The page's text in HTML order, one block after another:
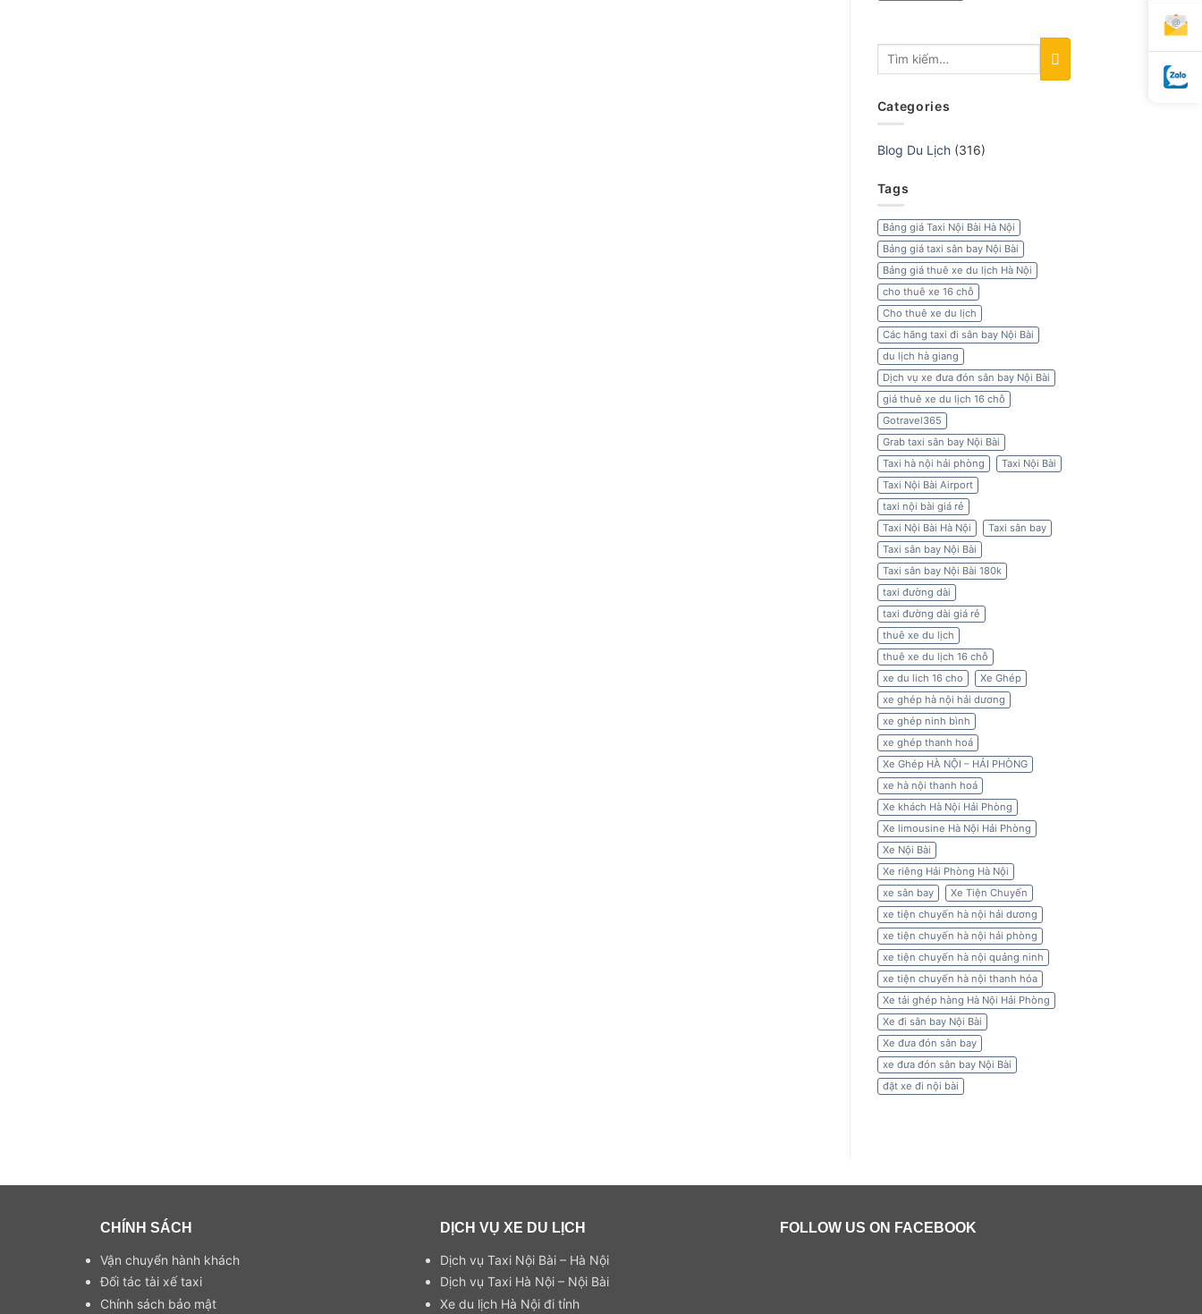
Categories
Blog Du Lịch(316)
Tags
Bảng giá Taxi Nội Bài Hà Nội
Bảng giá taxi sân bay Nội Bài
Bảng giá thuê xe du lịch Hà Nội
cho thuê xe 16 chỗ
Cho thuê xe du lịch
Các hãng taxi đi sân bay Nội Bài
du lịch hà giang
Dịch vụ xe đưa đón sân bay Nội Bài
giá thuê xe du lịch 16 chỗ
Gotravel365
Grab taxi sân bay Nội Bài
Taxi hà nội hải phòng
Taxi Nội Bài
Taxi Nội Bài Airport
taxi nội bài giá rẻ
Taxi Nội Bài Hà Nội
Taxi sân bay
Taxi sân bay Nội Bài
Taxi sân bay Nội Bài 180k
taxi đường dài
taxi đường dài giá rẻ
thuê xe du lịch
thuê xe du lịch 16 chỗ
xe du lich 16 cho
Xe Ghép
xe ghép hà nội hải dương
xe ghép ninh bình
xe ghép thanh hoá
Xe Ghép HÀ NỘI – HẢI PHÒNG
xe hà nội thanh hoá
Xe khách Hà Nội Hải Phòng
Xe limousine Hà Nội Hải Phòng
Xe Nội Bài
Xe riêng Hải Phòng Hà Nội
xe sân bay
Xe Tiện Chuyến
xe tiện chuyến hà nội hải dương
xe tiện chuyến hà nội hải phòng
xe tiện chuyến hà nội quảng ninh
xe tiện chuyến hà nội thanh hóa
Xe tải ghép hàng Hà Nội Hải Phòng
Xe đi sân bay Nội Bài
Xe đưa đón sân bay
xe đưa đón sân bay Nội Bài
đặt xe đi nội bài
CHÍNH SÁCH
Vận chuyển hành khách
Đối tác tài xế taxi
Chính sách bảo mật
DỊCH VỤ XE DU LỊCH
Dịch vụ Taxi Nội Bài – Hà Nội
Dịch vụ Taxi Hà Nội – Nội Bài
Xe du lịch Hà Nội đi tỉnh
FOLLOW US ON FACEBOOK